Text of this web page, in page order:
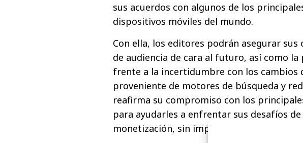
sus acuerdos con algunos de los
dispositivos móviles del mundo.
Con ella, los editores podrán asegurar
de audiencia de cara al futuro, así como
frente a la incertidumbre con los cambios
proveniente de motores de búsqueda y
reafirma su compromiso con los
para ayudarles a enfrentar sus desafíos de
monetización, sin importar las